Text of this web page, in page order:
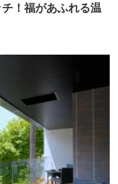
！福があふれる温